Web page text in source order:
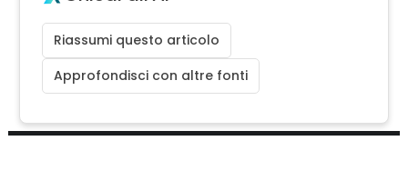
Riassumi questo articolo
Approfondisci con altre fonti